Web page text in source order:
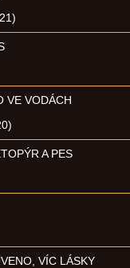
VE VODÁCH
A PES
VÍC LÁSKY